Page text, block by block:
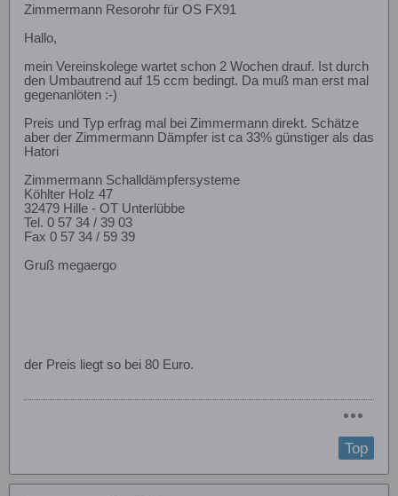
Zimmermann Resorohr für OS FX91
Hallo,
mein Vereinskolege wartet schon 2 Wochen drauf. Ist durch
den Umbautrend auf 15 ccm bedingt. Da muß man erst mal
gegenanlöten :-)
Preis und Typ erfrag mal bei Zimmermann direkt. Schätze
aber der Zimmermann Dämpfer ist ca 33% günstiger als das
Hatori
Zimmermann Schalldämpfersysteme
Köhlter Holz 47
32479 Hille - OT Unterlübbe
Tel. 0 57 34 / 39 03
Fax 0 57 34 / 59 39
Gruß megaergo
der Preis liegt so bei 80 Euro.
Top